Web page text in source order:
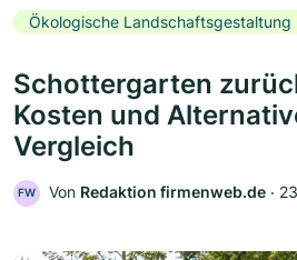
Ökologische Landschaftsgestaltung
Schottergarten
Kosten und
Vergleich
FW Von Redaktion firmenweb.de ‧